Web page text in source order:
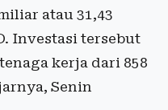
atau 31,43
Investasi tersebut
kerja dari 858
Senin